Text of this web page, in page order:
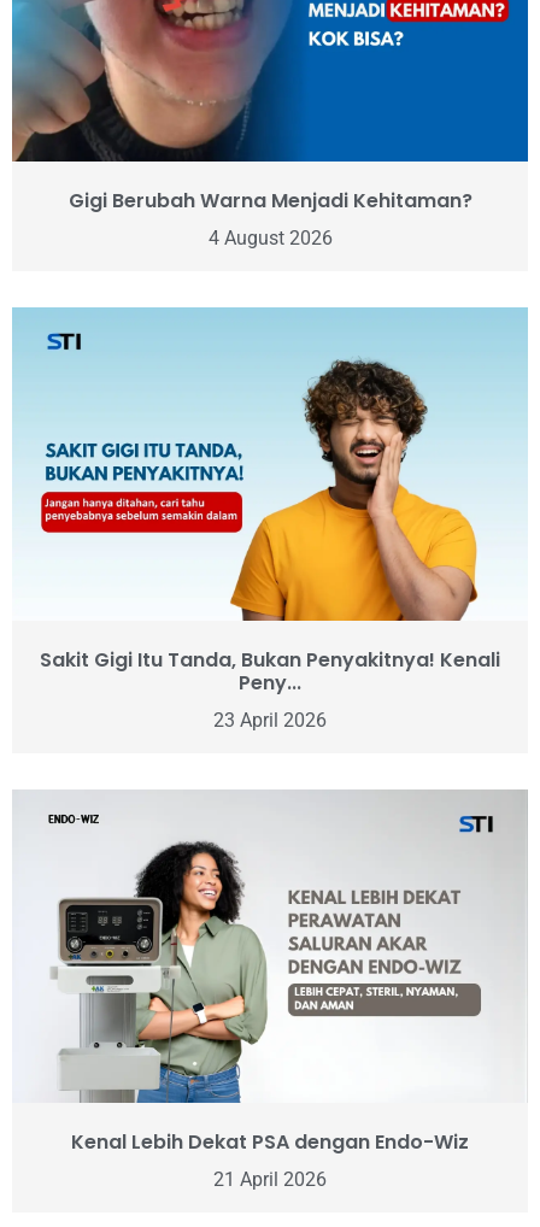
Gigi Berubah Warna Menjadi Kehitaman?
4 August 2026
Sakit Gigi Itu Tanda, Bukan Penyakitnya! Kenali
Peny...
23 April 2026
Kenal Lebih Dekat PSA dengan Endo-Wiz
21 April 2026